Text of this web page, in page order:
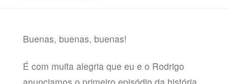
Buenas, buenas, buenas!
É com muita alegria que eu e o Rodrigo